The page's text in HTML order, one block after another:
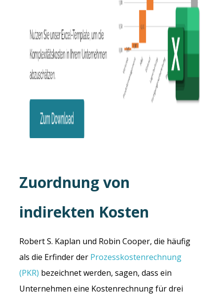
Zuordnung von
indirekten Kosten
Robert S. Kaplan und Robin Cooper, die häufig
als die Erfinder der Prozesskostenrechnung
(PKR) bezeichnet werden, sagen, dass ein
Unternehmen eine Kostenrechnung für drei